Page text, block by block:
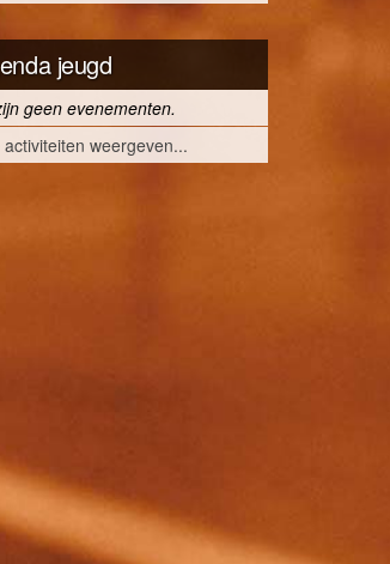
jeugd
geen evenementen.
activiteiten weergeven...